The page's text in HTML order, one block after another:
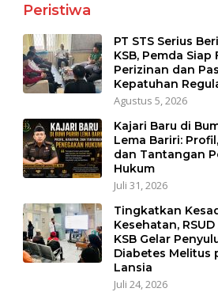
Peristiwa
PT STS Serius
KSB, Pemda Siap
Perizinan dan
Kepatuhan
Agustus 5, 2026
Kajari Baru di
Lema Bariri:
dan Tantangan
Hukum
Juli 31, 2026
Tingkatkan
Kesehatan, RSUD
KSB Gelar
Diabetes Melitus
Lansia
Juli 24, 2026